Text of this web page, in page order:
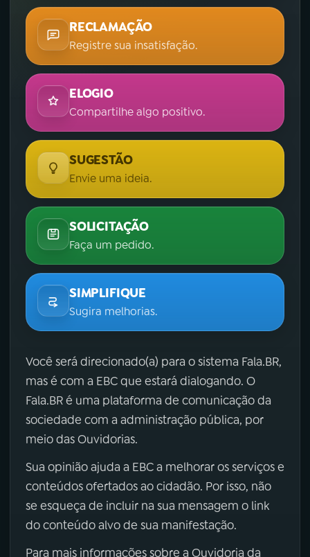
RECLAMAÇÃO
Registre sua insatisfação.
ELOGIO
Compartilhe algo positivo.
SUGESTÃO
Envie uma ideia.
SOLICITAÇÃO
Faça um pedido.
SIMPLIFIQUE
Sugira melhorias.
Você será direcionado(a) para o sistema Fala.BR,
mas é com a EBC que estará dialogando. O
Fala.BR é uma plataforma de comunicação da
sociedade com a administração pública, por
meio das Ouvidorias.
Sua opinião ajuda a EBC a melhorar os serviços e
conteúdos ofertados ao cidadão. Por isso, não
se esqueça de incluir na sua mensagem o link
do conteúdo alvo de sua manifestação.
Para mais informações sobre a Ouvidoria da